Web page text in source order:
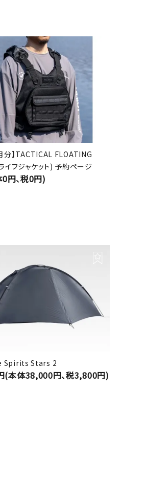
分】TACTICAL FLOATING
イフジャケット) 予約ページ
円、税0円)
Spirits Stars 2
(本体38,000円、税3,800円)